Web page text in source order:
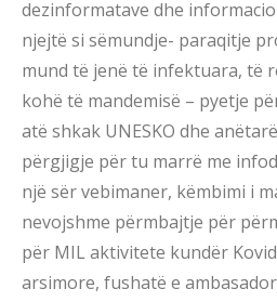
dezinformatave dhe
njejtë si sëmundje- paraqitje
mund të jenë të infektuara, të
kohë të mandemisë – pyetje
atë shkak UNESKO dhe
përgjigje për tu marrë me
një sër vebimaner, këmbimi i
nevojshme përmbajtje për
për MIL aktivitete kundër
arsimore, fushatë e